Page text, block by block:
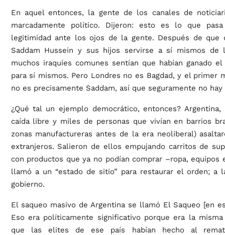
En aquel entonces, la gente de los canales de
marcadamente político. Dijeron: esto es lo que
legitimidad ante los ojos de la gente. Después de que
Saddam Hussein y sus hijos servirse a sí mismos
muchos iraquíes comunes sentían que habían ganado
para sí mismos. Pero Londres no es Bagdad, y el primer
no es precisamente Saddam, así que seguramente no
¿Qué tal un ejemplo democrático, entonces?
caída libre y miles de personas que vivían en barrios
zonas manufactureras antes de la era neoliberal)
extranjeros. Salieron de ellos empujando carritos de
con productos que ya no podían comprar –ropa, equipos
llamó a un “estado de sitio” para restaurar el orden;
gobierno.
El saqueo masivo de Argentina se llamó El Saqueo [en
Eso era políticamente significativo porque era la
que las elites de ese país habían hecho al